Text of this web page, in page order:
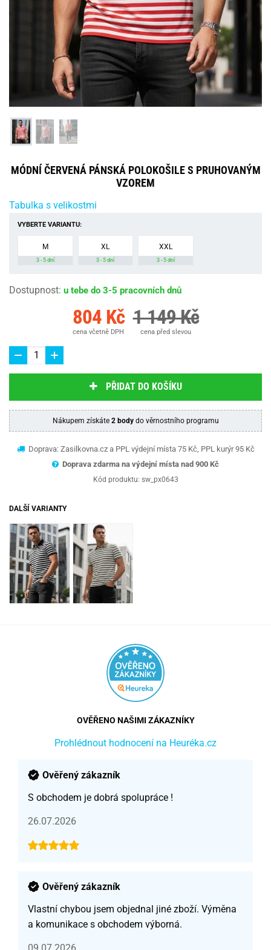
MÓDNÍ ČERVENÁ PÁNSKÁ POLOKOŠILE S PRUHOVANÝM
VZOREM
Tabulka s velikostmi
VYBERTE VARIANTU:
M
3 - 5 dní
XL
3 - 5 dní
XXL
3 - 5 dní
Dostupnost: u tebe do 3-5 pracovních dnů
804 Kč
cena včetně DPH
1 149 Kč
cena před slevou
PŘIDAT DO KOŠÍKU
Nákupem získáte 2 bodydo věrnostního programu
Doprava: Zasilkovna.cz a PPL výdejní místa 75 Kč, PPL kurýr 95 Kč
Doprava zdarma na výdejní místa nad 900 Kč
Kód produktu: sw_px0643
DALŠÍ VARIANTY
OVĚŘENO NAŠIMI ZÁKAZNÍKY
Prohlédnout hodnocení na Heuréka.cz
Ověřený zákazník
S obchodem je dobrá spolupráce !
26.07.2026
Ověřený zákazník
Vlastní chybou jsem objednal jiné zboží. Výměna
a komunikace s obchodem výborná.